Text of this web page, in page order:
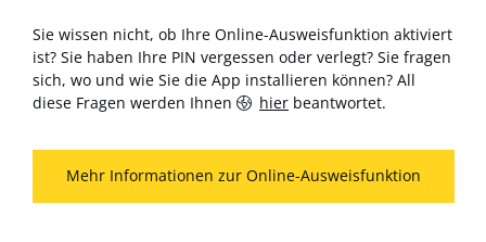
Sie wissen nicht, ob Ihre Online-Ausweisfunktion aktiviert
ist? Sie haben Ihre PIN vergessen oder verlegt? Sie fragen
sich, wo und wie Sie die App installieren können? All
diese Fragen werden Ihnen
hier beantwortet.
Mehr Informationen zur Online-Ausweisfunktion